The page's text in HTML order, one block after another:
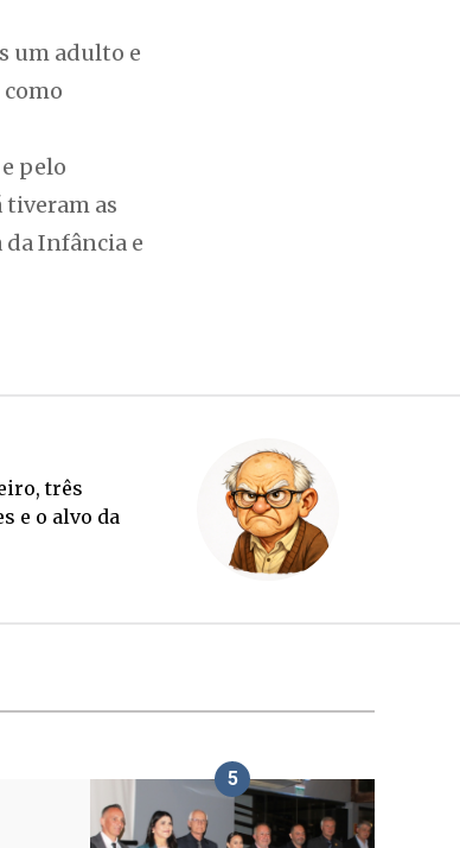
um adulto e
pelo
tiveram as
da Infância e
lançada e tabuleiro
completo para
5